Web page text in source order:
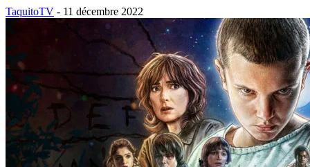
TaquitoTV - 11 décembre 2022